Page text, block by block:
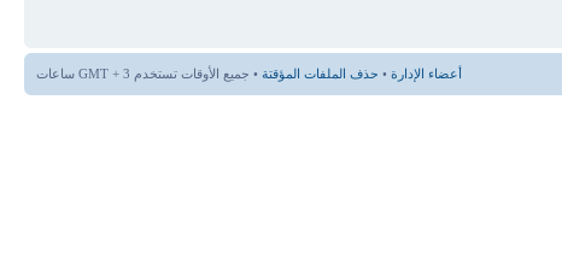
أعضاء الإدارة • حذف الملفات المؤقتة • جميع الأوقات تستخدم GMT + 3 ساعات